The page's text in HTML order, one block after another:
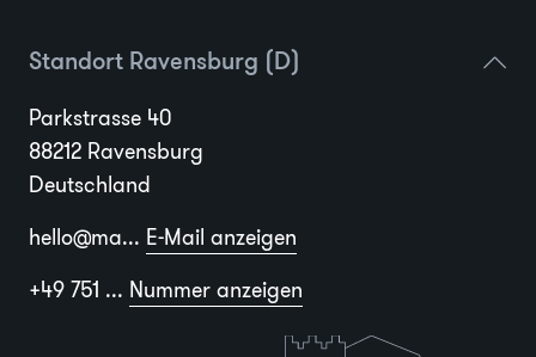
Standort Ravensburg (D)
Parkstrasse 40
88212 Ravensburg
Deutschland
hello@ma... E-Mail anzeigen
+49 751 ... Nummer anzeigen